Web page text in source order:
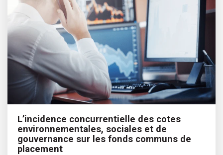
L’incidence concurrentielle des cotes
environnementales, sociales et de
gouvernance sur les fonds communs de
placement